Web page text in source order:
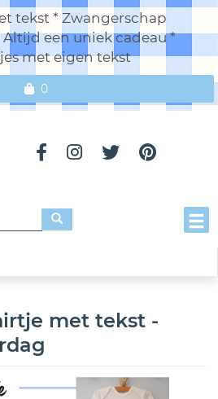
tekst * Zwangerschap
een uniek cadeau *
met eigen tekst
0
met tekst -